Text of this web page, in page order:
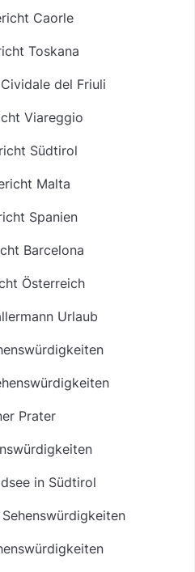
Caorle
Toskana
del Friuli
Viareggio
Südtirol
Malta
Spanien
Barcelona
Österreich
Urlaub
Prater
in Südtirol